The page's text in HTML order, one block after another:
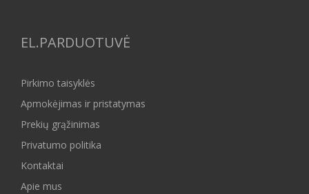
EL.PARDUOTUVĖ
Pirkimo taisyklės
Apmokėjimas ir pristatymas
Prekių grąžinimas
Privatumo politika
Kontaktai
Apie mus